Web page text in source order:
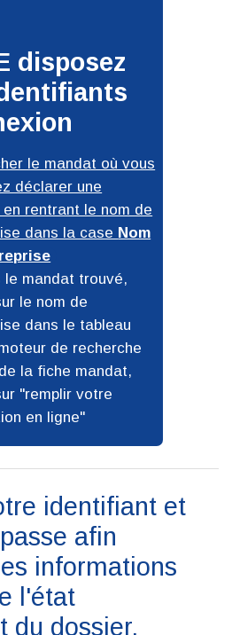
disposez
le mandat où vous
déclarer une
rentrant le nom de
dans la case Nom
le mandat trouvé,
le nom de
dans le tableau
de recherche
la fiche mandat,
remplir votre
en ligne
identifiant et
afin
informations
l'état
du dossier.